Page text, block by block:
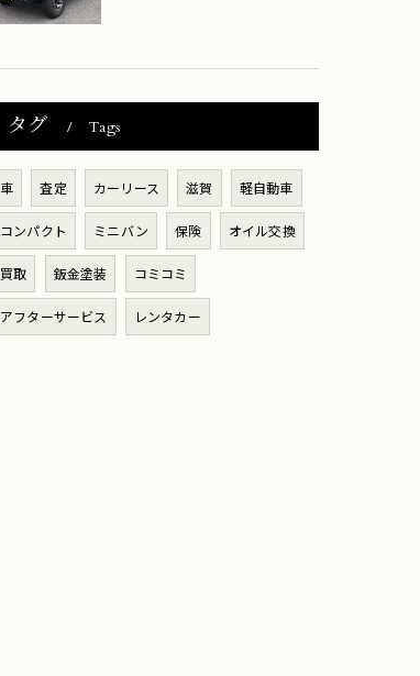
タグ Tags
車 査定 カーリース 滋賀 軽自動車
コンパクト ミニバン 保険 オイル交換
買取 鈑金塗装 コミコミ
アフターサービス レンタカー